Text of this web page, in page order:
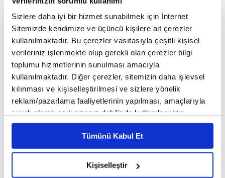
Sizlere daha iyi bir hizmet sunabilmek için İnternet
Sitemizde kendimize ve üçüncü kişilere ait çerezler
kullanılmaktadır. Bu çerezler vasıtasıyla çeşitli kişisel
verileriniz işlenmekte olup gerekli olan çerezler bilgi
toplumu hizmetlerinin sunulması amacıyla
kullanılmaktadır. Diğer çerezler, sitemizin daha işlevsel
kılınması ve kişiselleştirilmesi ve sizlere yönelik
reklam/pazarlama faaliyetlerinin yapılması, amaçlarıyla
sınırlı olarak açık rızanız dahilinde kullanılacaktır.
Çerezlere ilişkin tercihlerinizi çerez paneli vasıtasıyla
belirleyebilirsiniz. Çerezlere ilişkin detaylı bilgi için
Ayarlar butonuna tıklayabilir,Çerez Bilgilendirme
Metnimizi ziyaret edebilirsiniz.
Tümünü Kabul Et
Kişiselleştir
Franz Liszt, Osmanlı
sultanına neden hayrandı?
John Lennon’u kim
öldürdü?
Osmanlı'nın ilk
konservatuvarı: Darülelhan
Hangi müzik aleti, ne
Daha Fazla